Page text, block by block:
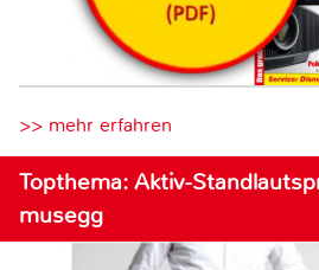
>> mehr erfahren
Topthema: Aktiv-
musegg